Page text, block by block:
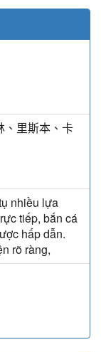
、里斯本、卡
nhiều lựa
tiếp, bắn cá
hấp dẫn.
rõ ràng,